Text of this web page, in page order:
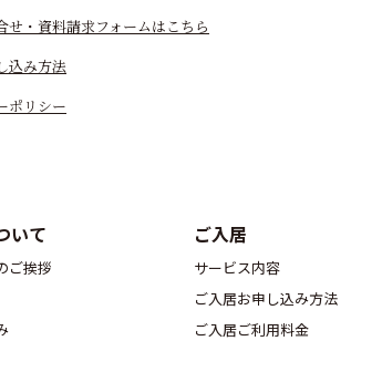
せ・資料請求フォームはこちら
込み方法
ポリシー
いて
ご挨拶
ご入居
サービス内容
ご入居お申し込み方法
ご入居ご利用料金